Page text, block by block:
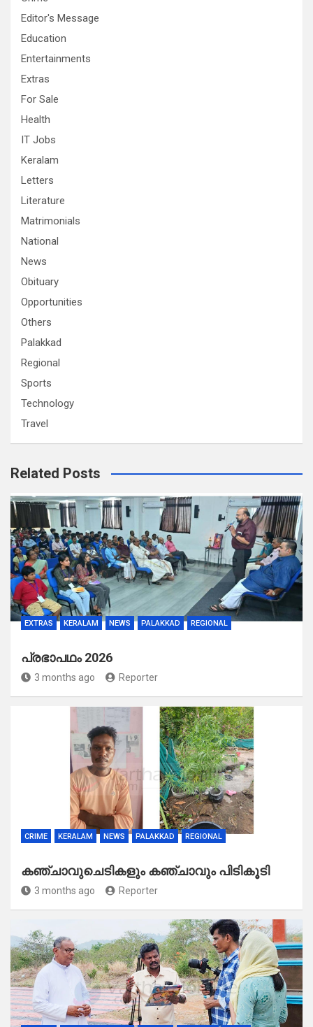
Editor's Message
Education
Entertainments
Extras
For Sale
Health
IT Jobs
Keralam
Letters
Literature
Matrimonials
National
News
Obituary
Opportunities
Others
Palakkad
Regional
Sports
Technology
Travel
Related Posts
EXTRAS KERALAM NEWS PALAKKAD REGIONAL
പ്രഭാപഥം 2026
3 months ago Reporter
CRIME KERALAM NEWS PALAKKAD REGIONAL
കഞ്ചാവുചെടികളും കഞ്ചാവും പിടികൂടി
3 months ago Reporter